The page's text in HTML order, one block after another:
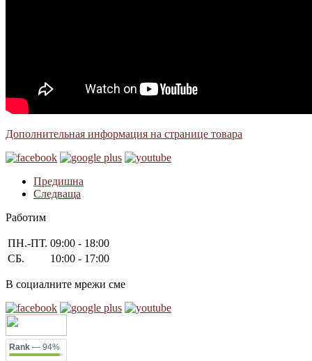
Дополнительная информация на странице товара
Предишна
Следваща
Работим
ПН.-ПТ. 09:00 - 18:00
СБ.
10:00 - 17:00
В социалните мрежи сме
Rank — 94%